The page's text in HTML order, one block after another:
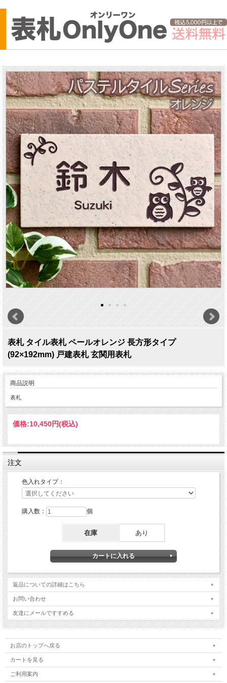
表札 タイル表札 ペールオレンジ 長方形タイプ
(92×192mm) 戸建表札 玄関用表札
商品説明
表札
価格:10,450円(税込)
注文
色入れタイプ：
購入数： 個
在庫 あり
返品についての詳細はこちら
お問い合わせ
友達にメールですすめる
お店のトップへ戻る
カートを見る
ご利用案内